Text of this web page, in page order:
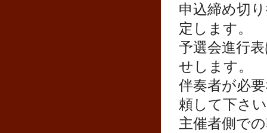
申込締め切
定します。
予選会進⾏
せします。
伴奏者が必
頼して下さ
主催者側で